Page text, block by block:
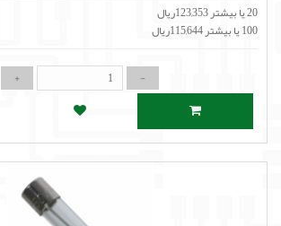
20 یا بیشتر 123,353ریال
100 یا بیشتر 115,644ریال